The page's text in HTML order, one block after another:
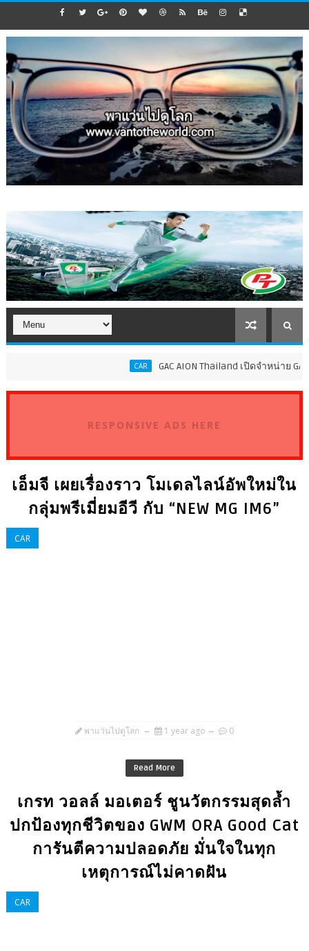
GAC AION Thailand เปิดจำหน่าย GAC
RESPONSIVE ADS HERE
เอ็มจี เผยเรื่องราว โมเดลไลน์อัพใหม่ใน
กลุ่มพรีเมี่ยมอีวี กับ “NEW MG IM6”
CAR
พาแว่นไปดูโลก 1 year ago 0
Read More
เกรท วอลล์ มอเตอร์ ชูนวัตกรรมสุดล้ำ
ปกป้องทุกชีวิตของ GWM ORA Good Cat
การันตีความปลอดภัย มั่นใจในทุก
เหตุการณ์ไม่คาดฝัน
CAR